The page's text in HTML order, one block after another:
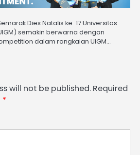
Dies Natalis ke-17 Universitas
semakin berwarna dengan
dalam rangkaian UIGM…
will not be published. Required
*